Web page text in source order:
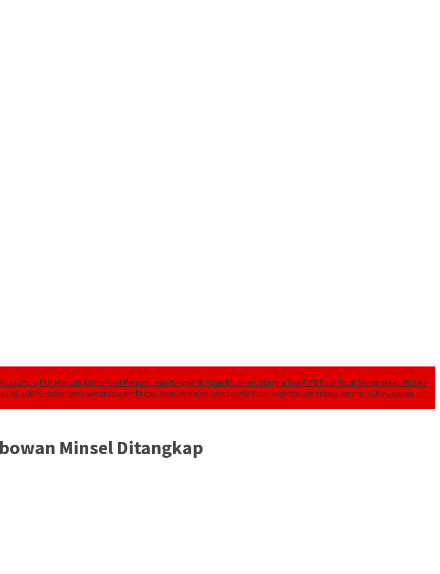
Utara PLN Manado Minta Maaf Pemadaman Bergilir di Pulau Bunaken, Minggu Dua PLTD Pulih TotalSemarakkan HUT ke
81 RI, 100 % Rasio Desa Gorontalo Berlistrik, Setelah Kabel Laut Listriki Pulau Dudepo Gorontalo Terang. PLN Nyalakan
Minsel Ditangkap